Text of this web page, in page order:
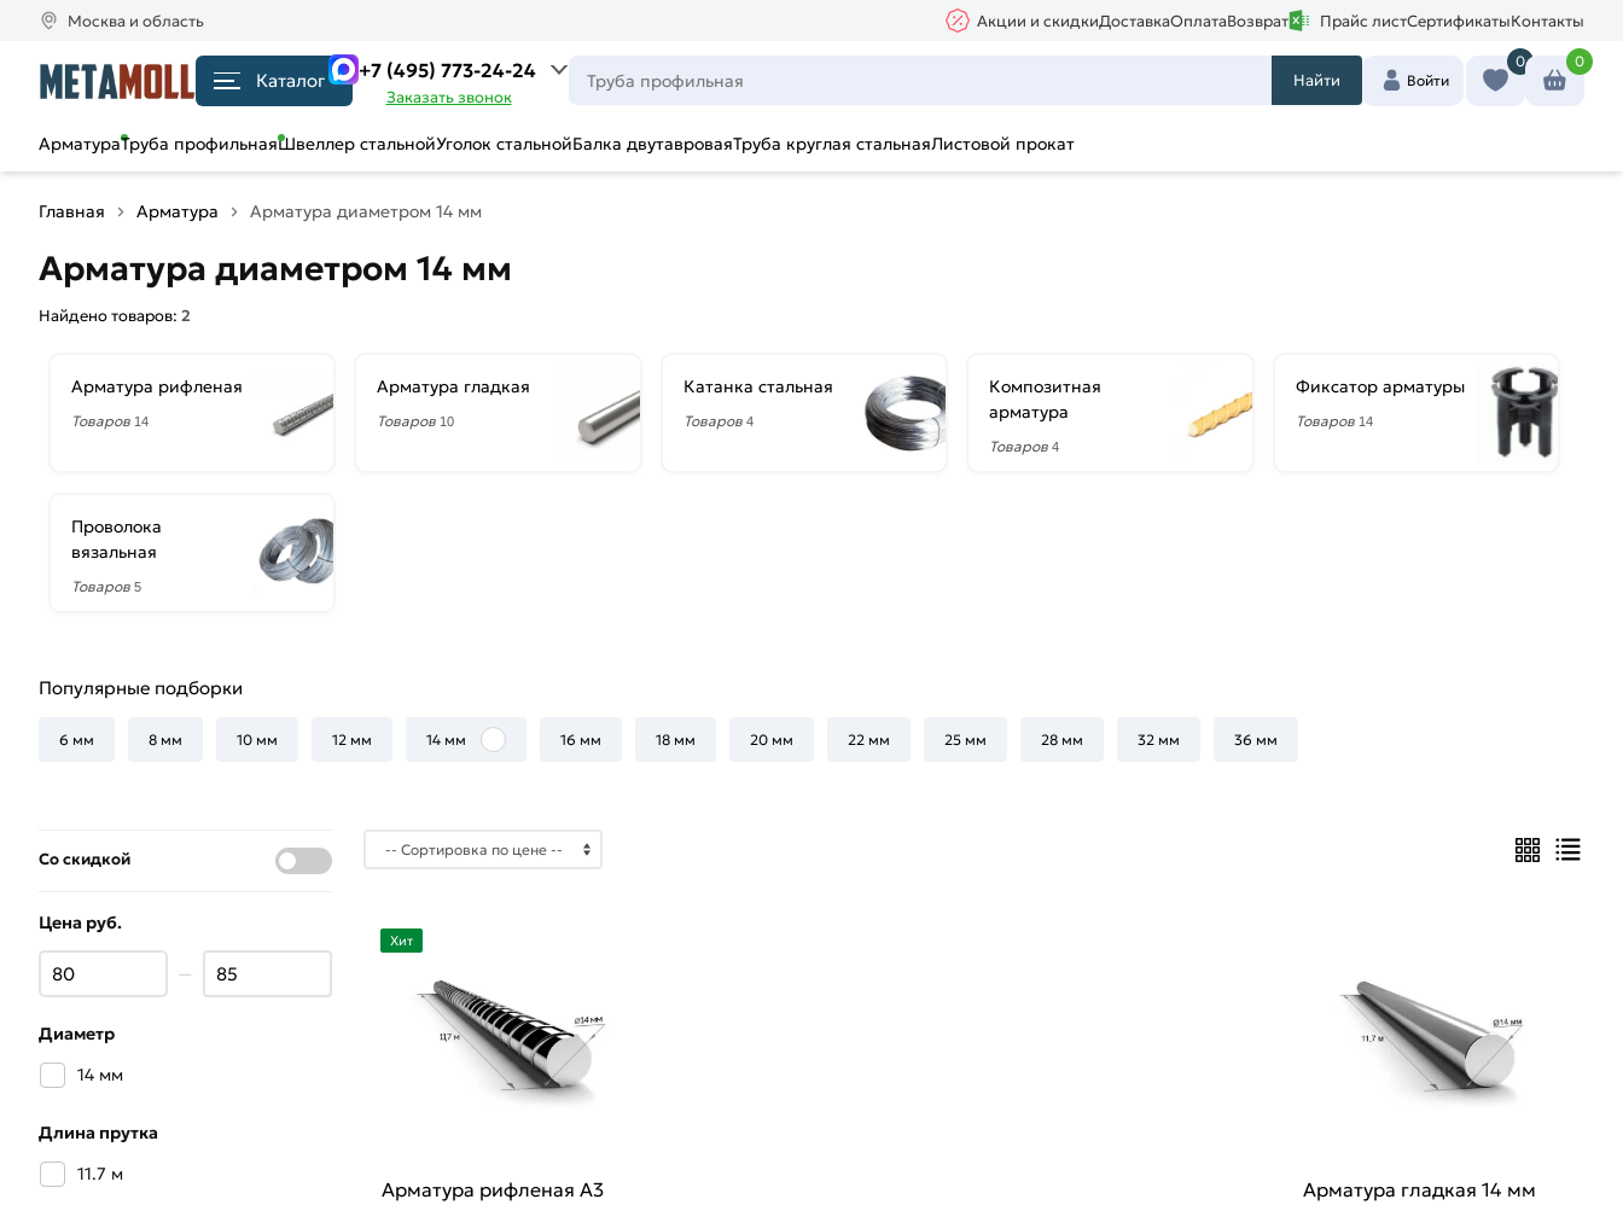
Москва и область Акции и скидкиДоставкаОплатаВозврат Прайс листСертификатыКонтакты
Каталог +7 (495) 773-24-24
Заказать звонок
Найти Войти
0 0
АрматураТруба профильнаяШвеллер стальнойУголок стальнойБалка двутавроваяТруба круглая стальнаяЛистовой прокат
Главная Арматура Арматура диаметром 14 мм
Арматура диаметром 14 мм
Найдено товаров: 2
Арматура рифленая
Товаров 14
Арматура гладкая
Товаров 10
Катанка стальная
Товаров 4
Композитная
арматура
Товаров 4
Фиксатор арматуры
Товаров 14
Проволока
вязальная
Товаров 5
Популярные подборки
6 мм 8 мм 10 мм 12 мм 14 мм 16 мм 18 мм 20 мм 22 мм 25 мм 28 мм 32 мм 36 мм
Со скидкой
Цена руб.
—
Диаметр
14 мм
Длина прутка
11.7 м
Хит
Арматура рифленая А3
Арматура гладкая 14 мм